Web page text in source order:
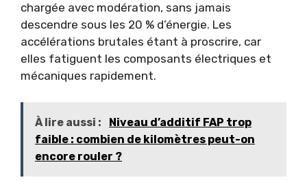
chargée avec modération, sans jamais
descendre sous les 20 % d’énergie. Les
accélérations brutales étant à proscrire, car
elles fatiguent les composants électriques et
mécaniques rapidement.
À lire aussi :
Niveau d’additif FAP trop
faible : combien de kilomètres peut-on
encore rouler ?